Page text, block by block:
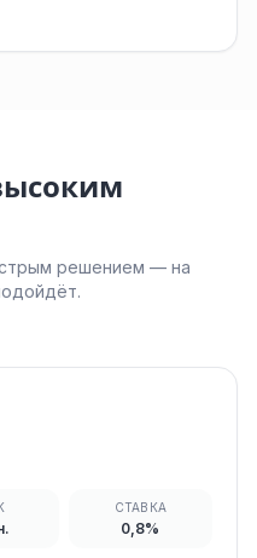
решением — на
СТАВКА
0,8%